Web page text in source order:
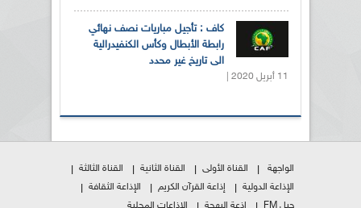
كاف : تأجيل مباريات نصف نهائي
رابطة الأبطال وكأس الكنفيدرالية
الى تاريخ غير محدد
11 أبريل 2020 |
الواجهة القناة الأولى القناة الثانية
القناة الثالثة
الإذاعة الدولية
إذاعة القرآن الكريم
الإذاعة الثقافة
جيل FM
إذعة البهجة الإذاعات المحلية